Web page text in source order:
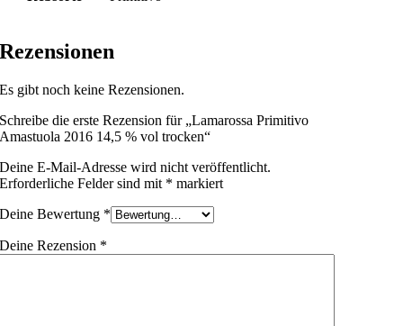
Rezensionen
Es gibt noch keine Rezensionen.
Schreibe die erste Rezension für „Lamarossa Primitivo
Amastuola 2016 14,5 % vol trocken“
Deine E-Mail-Adresse wird nicht veröffentlicht.
Erforderliche Felder sind mit * markiert
Deine Bewertung *
Deine Rezension *